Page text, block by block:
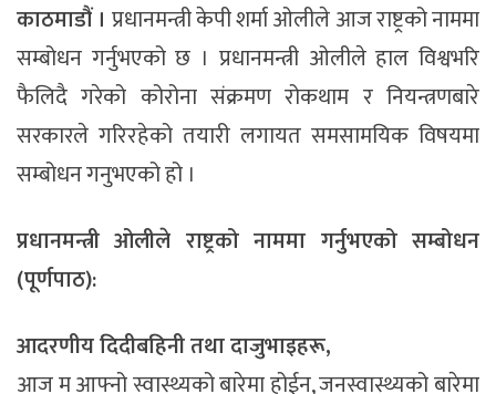
काठमाडौं । प्रधानमन्त्री केपी शर्मा ओलीले आज राष्ट्रको नाममा
सम्बोधन गर्नुभएको छ । प्रधानमन्त्री ओलीले हाल विश्वभरि
फैलिदै गरेको कोरोना संक्रमण रोकथाम र नियन्त्रणबारे
सरकारले गरिरहेको तयारी लगायत समसामयिक विषयमा
सम्बोधन गनुभएको हो ।
प्रधानमन्त्री ओलीले राष्ट्रको नाममा गर्नुभएको सम्बोधन
(पूर्णपाठ):
आदरणीय दिदीबहिनी तथा दाजुभाइहरू,
आज म आफ्नो स्वास्थ्यको बारेमा होईन, जनस्वास्थ्यको बारेमा